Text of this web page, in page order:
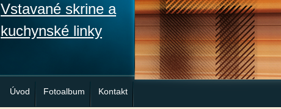
Vstavané skrine a
kuchynské linky
Úvod Fotoalbum Kontakt